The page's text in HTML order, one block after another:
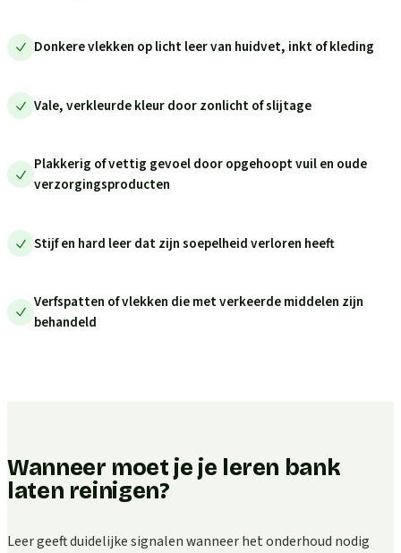
Donkere vlekken op licht leer van huidvet, inkt of kleding
Vale, verkleurde kleur door zonlicht of slijtage
Plakkerig of vettig gevoel door opgehoopt vuil en oude
verzorgingsproducten
Stijf en hard leer dat zijn soepelheid verloren heeft
Verfspatten of vlekken die met verkeerde middelen zijn
behandeld
Wanneer moet je je leren bank
laten reinigen?
Leer geeft duidelijke signalen wanneer het onderhoud nodig